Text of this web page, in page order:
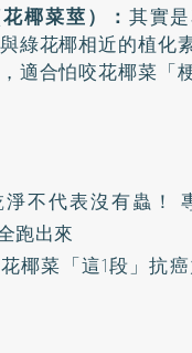
椰菜莖）： 其實
綠花椰相近的植化
適合怕咬花椰菜「
不代表沒有蟲！
跑出來
椰菜「這1段」抗